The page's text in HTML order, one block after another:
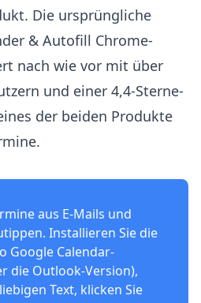
Die ursprüngliche
& Autofill Chrome-
nach wie vor mit über
und einer 4,4-Sterne-
der beiden Produkte
aus E-Mails und
Installieren Sie die
Google Calendar-
die Outlook-Version),
Text, klicken Sie